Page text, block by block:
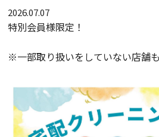
2026.07.07
特別会員様限定！
※一部取り扱いをしていない店舗も